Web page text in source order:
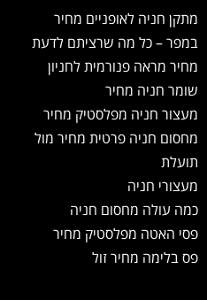
מתקן חניה לאופניים מחיר
במפר – כל מה שרציתם לדעת
מחיר מראה פנורמית לחניון
שומר חניה מחיר
מעצור חניה מפלסטיק מחיר
מחסום חניה פרטית מחיר מול
תועלת
מעצורי חניה
כמה עולה מחסום חניה
פסי האטה מפלסטיק מחיר
פס בלימה מחיר זול